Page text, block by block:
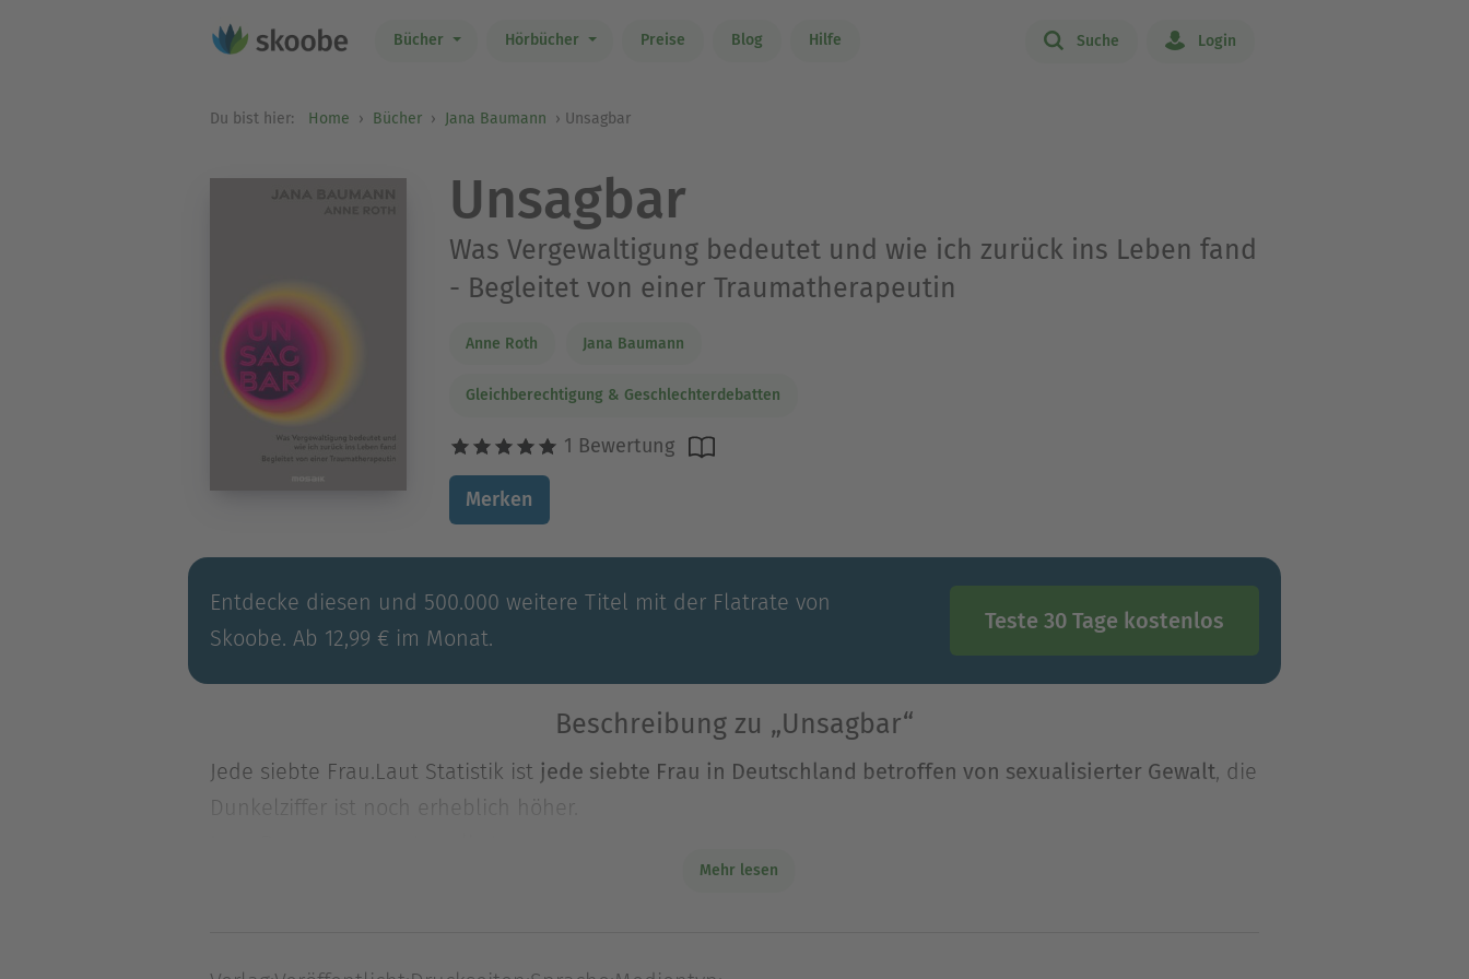
Bücher Hörbücher Preise Blog Hilfe Suche Login
Du bist hier: Home Bücher Jana Baumann Unsagbar
Unsagbar
Was Vergewaltigung bedeutet und wie ich zurück ins Leben fand
- Begleitet von einer Traumatherapeutin
Anne Roth Jana Baumann
Gleichberechtigung & Geschlechterdebatten
1 Bewertung
Merken
Entdecke diesen und 500.000 weitere Titel mit der Flatrate von
Skoobe. Ab 12,99 € im Monat.
Teste 30 Tage kostenlos
Beschreibung zu „Unsagbar“
Jede siebte Frau.Laut Statistik ist jede siebte Frau in Deutschland betroffen von sexualisierter Gewalt, die
Dunkelziffer ist noch erheblich höher.
jede siebte Frau in Deutschland betroffen von sexualisierter Gewalt
Mehr lesen